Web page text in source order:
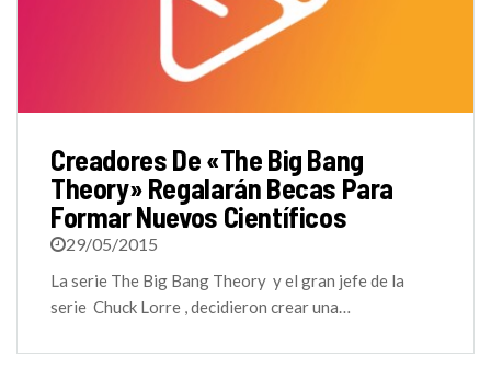
Creadores De «The Big Bang
Theory» Regalarán Becas Para
Formar Nuevos Científicos
29/05/2015
La serie The Big Bang Theory y el gran jefe de la
serie Chuck Lorre , decidieron crear una…